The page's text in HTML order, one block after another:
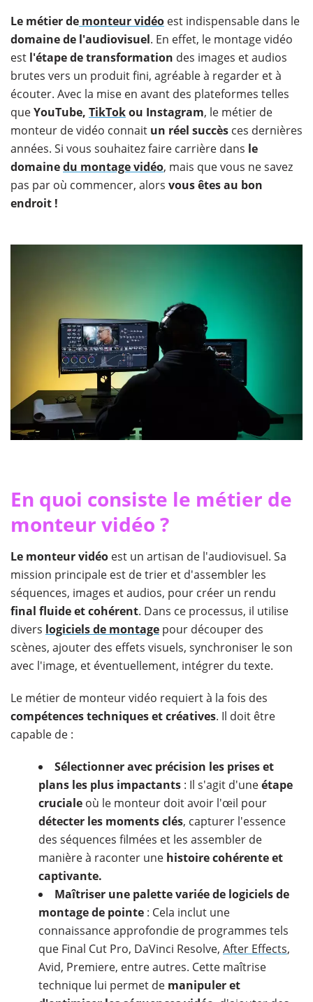
Le métier de monteur vidéo est indispensable dans le
domaine de l'audiovisuel. En effet, le montage vidéo
est l'étape de transformation des images et audios
brutes vers un produit fini, agréable à regarder et à
écouter. Avec la mise en avant des plateformes telles
queYouTube, TikTokou Instagram, le métier de
monteur de vidéo connait un réel succès ces dernières
années. Si vous souhaitez faire carrière dans le
domainedu montage vidéo, mais que vous ne savez
pas par où commencer, alors vous êtes au bon
endroit !
En quoi consiste le métier de
monteur vidéo ?
Le monteur vidéo est un artisan de l'audiovisuel. Sa
mission principale est de trier et d'assembler les
séquences, images et audios, pour créer un rendu
final fluide et cohérent. Dans ce processus, il utilise
divers logiciels de montage pour découper des
scènes, ajouter des effets visuels, synchroniser le son
avec l'image, et éventuellement, intégrer du texte.
Le métier de monteur vidéo requiert à la fois des
compétences techniques et créatives. Il doit être
capable de :
Sélectionner avec précision les prises et
plans les plus impactants : Il s'agit d'uneétape
cruciale où le monteur doit avoir l'œil pour
détecter les moments clés, capturer l'essence
des séquences filmées et les assembler de
manière à raconter une histoire cohérente et
captivante.
Maîtriser une palette variée de logiciels de
montage de pointe : Cela inclut une
connaissance approfondie de programmes tels
que Final Cut Pro, DaVinci Resolve, After Effects,
Avid, Premiere, entre autres. Cette maîtrise
technique lui permet de manipuler et